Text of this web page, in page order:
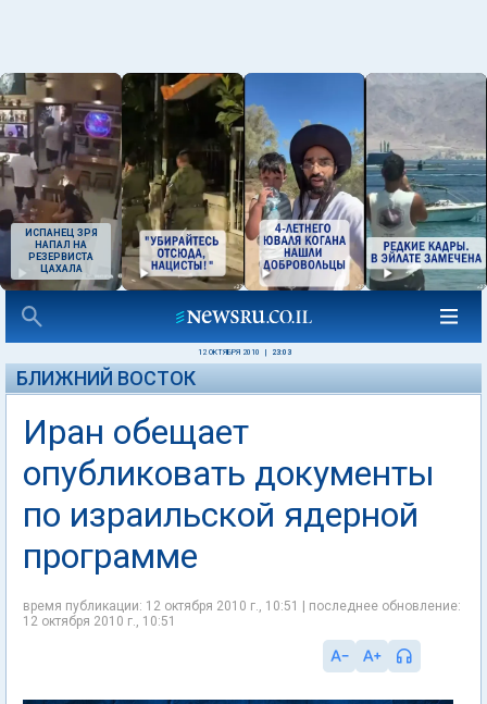
ИСПАНЕЦ ЗРЯ
НАПАЛ НА
РЕЗЕРВИСТА
ЦАХАЛА
12 ОКТЯБРЯ 2010 23:03
БЛИЖНИЙ ВОСТОК
Иран обещает
опубликовать документы
по израильской ядерной
программе
время публикации: 12 октября 2010 г., 10:51 | последнее обновление:
12 октября 2010 г., 10:51